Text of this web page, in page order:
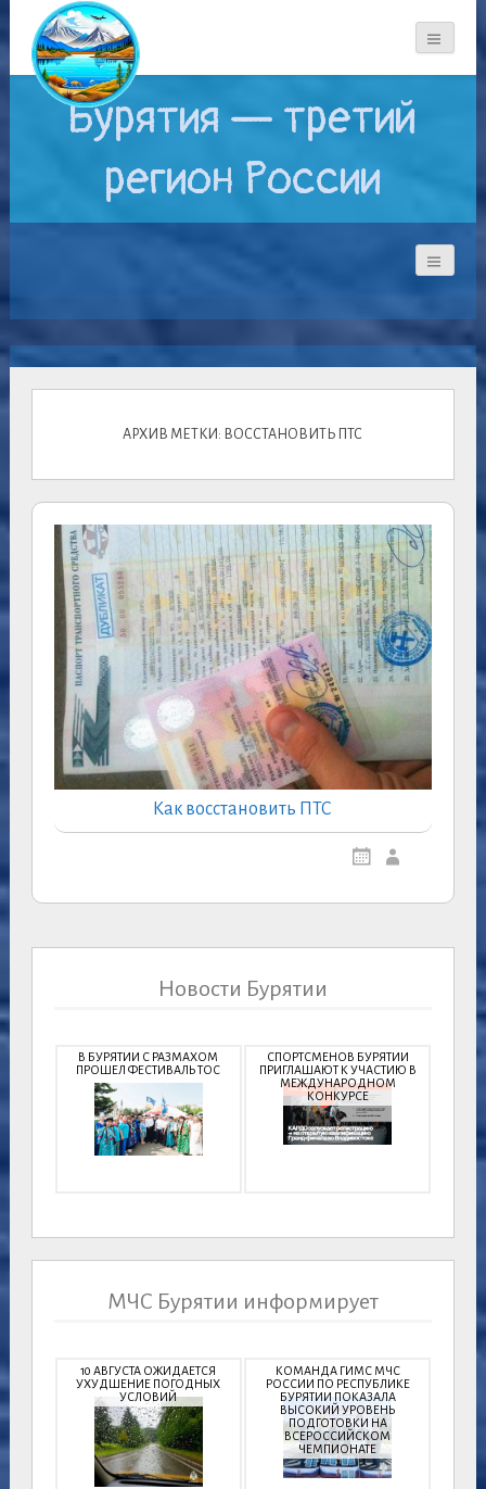
Бурятия — третий
регион России
АРХИВ МЕТКИ: ВОССТАНОВИТЬ ПТС
Как восстановить ПТС
Новости Бурятии
В БУРЯТИИ С РАЗМАХОМ
ПРОШЕЛ ФЕСТИВАЛЬ ТОС
СПОРТСМЕНОВ БУРЯТИИ
ПРИГЛАШАЮТ К УЧАСТИЮ В
МЕЖДУНАРОДНОМ
КОНКУРСЕ
МЧС Бурятии информирует
10 АВГУСТА ОЖИДАЕТСЯ
УХУДШЕНИЕ ПОГОДНЫХ
УСЛОВИЙ
КОМАНДА ГИМС МЧС
РОССИИ ПО РЕСПУБЛИКЕ
БУРЯТИИ ПОКАЗАЛА
ВЫСОКИЙ УРОВЕНЬ
ПОДГОТОВКИ НА
ВСЕРОССИЙСКОМ
ЧЕМПИОНАТЕ